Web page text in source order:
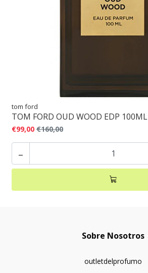
tom ford
TOM FORD OUD WOOD EDP 100ML
€99,00 €160,00
-
Sobre Nosotros
outletdelprofumo